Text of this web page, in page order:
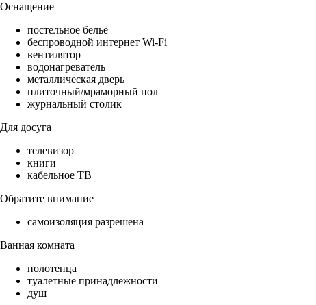
Оснащение
постельное бельё
беспроводной интернет Wi-Fi
вентилятор
водонагреватель
металлическая дверь
плиточный/мраморный пол
журнальный столик
Для досуга
телевизор
книги
кабельное ТВ
Обратите внимание
самоизоляция разрешена
Ванная комната
полотенца
туалетные принадлежности
душ